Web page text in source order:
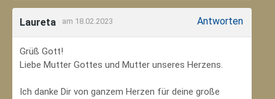
Laureta am 18.02.2023 Antworten
Grüß Gott!
Liebe Mutter Gottes und Mutter unseres Herzens.
Ich danke Dir von ganzem Herzen für deine große